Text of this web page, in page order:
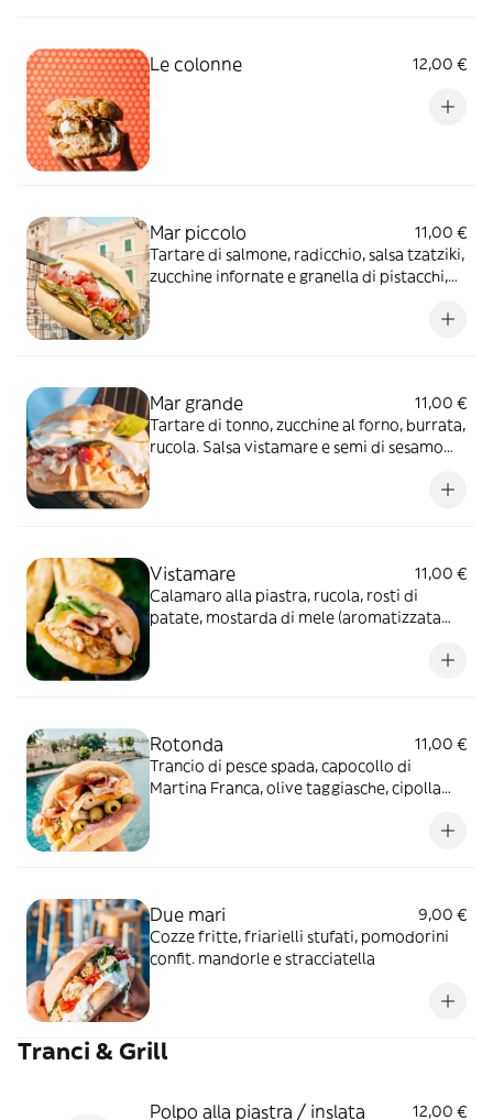
Le colonne 12,00 €
Mar piccolo
11,00 €
Tartare di salmone, radicchio, salsa tzatziki,
zucchine infornate e granella di pistacchi,
Mar grande
11,00 €
Tartare di tonno, zucchine al forno, burrata,
rucola. Salsa vistamare e semi di sesamo
Vistamare
11,00 €
Calamaro alla piastra, rucola, rosti di
patate, mostarda di mele (aromatizzata
Rotonda
11,00 €
Trancio di pesce spada, capocollo di
Martina Franca, olive taggiasche, cipolla
Due mari
9,00 €
Cozze fritte, friarielli stufati, pomodorini
confit. mandorle e stracciatella
Tranci & Grill
Polpo alla piastra / inslata 12,00 €